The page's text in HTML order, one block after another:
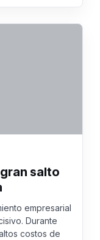
salto
empresarial
Durante
costos de